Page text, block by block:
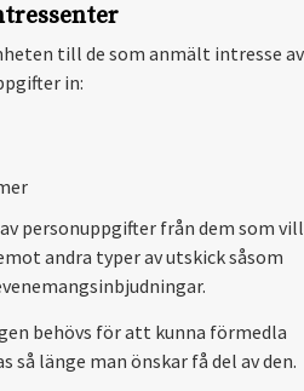
till de som anmält intresse
in:
personuppgifter från dem som vill
andra typer av utskick såsom
behövs för att kunna förmedla
länge man önskar få del av den.